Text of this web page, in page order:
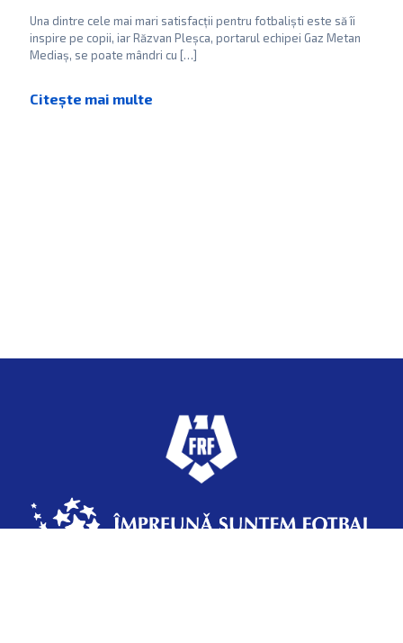
Una dintre cele mai mari satisfacții pentru fotbaliști este să îi
inspire pe copii, iar Răzvan Pleșca, portarul echipei Gaz Metan
Mediaș, se poate mândri cu […]